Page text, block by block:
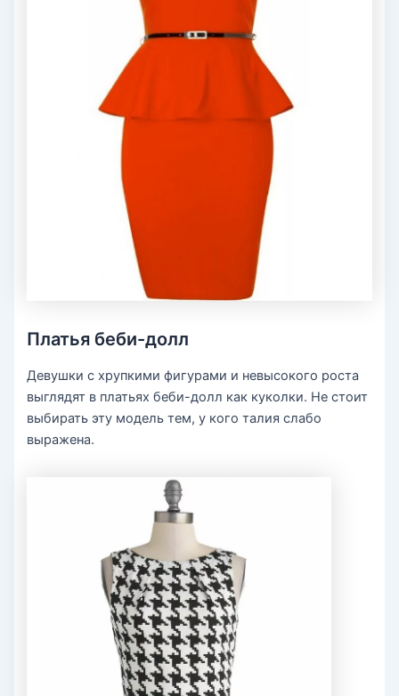
Платья беби-долл
Девушки с хрупкими фигурами и невысокого роста
выглядят в платьях беби-долл как куколки. Не стоит
выбирать эту модель тем, у кого талия слабо
выражена.